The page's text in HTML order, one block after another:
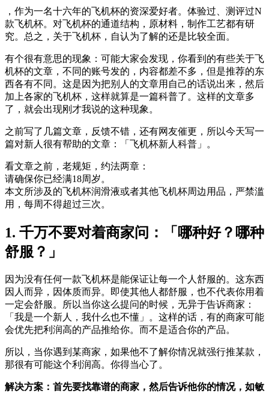
，作为一名十六年的飞机杯的资深爱好者。体验过、测评过N
款飞机杯。对飞机杯的通道结构，原材料，制作工艺都有研
究。总之，关于飞机杯，自认为了解的还是比较全面。
有个很有意思的现象：可能大家会发现，你看到的有些关于飞
机杯的文章，不同的账号发的，内容都差不多，但是推荐的东
西各有不同。这是因为把别人的文章用自己的话说出来，然后
加上各家的飞机杯，这样就算是一篇科普了。这样的文章多
了，就会出现刚才我说的这种现象。
之前写了几篇文章，反馈不错，还有网友催更，所以今天写一
篇对新人很有帮助的文章：「飞机杯新人科普」。
看文章之前，老规矩，约法两章：
请确保你已经满18周岁。
本文所涉及的飞机杯润滑液或者其他飞机杯周边用品，严禁滥
用，每周不得超过三次。
1. 千万不要对着商家问：「哪种好？哪种
舒服？」
因为没有任何一款飞机杯是能保证让每一个人舒服的。这东西
因人而异，因体质而异。即使其他人都舒服，也不代表你用着
一定会舒服。所以当你这么提问的时候，无异于告诉商家：
「我是一个新人，我什么也不懂」。这样的话，有的商家可能
会优先把利润高的产品推给你。而不是适合你的产品。
所以，当你遇到某商家，如果他不了解你情况就强行推某款，
那很有可能这个利润高。你得当心了。
解决方案：首先要找靠谱的商家，然后告诉他你的情况，如敏